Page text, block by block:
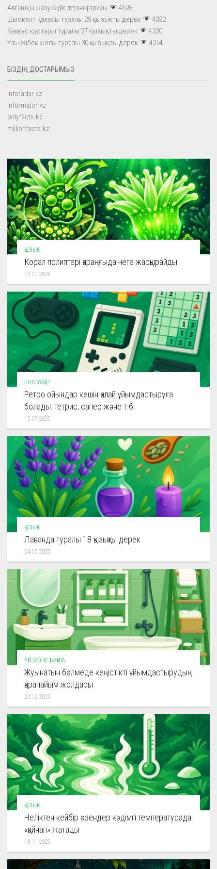
Алғашқы жазу жүйелерінің тарихы
4626
Шымкент қаласы туралы 29 қызықты дерек
4332
Көкқұс құстары туралы 27 қызықты дерек
4320
Ұлы Жібек жолы туралы 30 қызықты дерек
4254
БІЗДІҢ ДОСТАРЫМЫЗ
inforadar.kz
informator.kz
onlyfacts.kz
millionfacts.kz
ҚЫЗЫҚ
Корал полиптері қараңғыда неге жарқырайды
13.01.2026
БОС УАҚЫТ
Ретро ойындар кешін қалай ұйымдастыруға
болады: тетрис, сапер және т.б.
15.07.2025
ҚЫЗЫҚ
Лаванда туралы 18 қызықты дерек
24.05.2025
ҮЙ ЖӘНЕ БАҚША
Жуынатын бөлмеде кеңістікті ұйымдастырудың
қарапайым жолдары
20.12.2025
ҚЫЗЫҚ
Неліктен кейбір өзендер кәдімгі температурада
«қайнап» жатады
18.11.2025